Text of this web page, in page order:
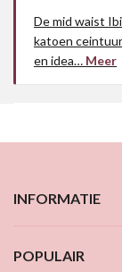
De mid waist
katoen
en idea… Meer
INFORMATIE
POPULAIR